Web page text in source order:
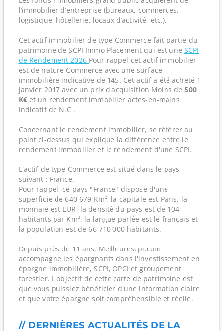
l’immobilier d’entreprise (bureaux, commerces,
logistique, hôtellerie, locaux d’activité, etc.).
Cet actif immobilier de type Commerce fait partie du
patrimoine de SCPI Immo Placement qui est une SCPI
de Rendement 2026 Pour rappel cet actif immobilier
est de nature Commerce avec une surface
immobilière indicative de 145. Cet actif a été acheté 1
janvier 2017 avec un prix d'acquisition Moins de500
K€et un rendement immobilier actes-en-mains
indicatif de N.C .
Concernant le rendement immobilier, se référer au
point ci-dessus qui explique la différence entre le
rendement immobilier et le rendement d'une SCPI.
L'actif de type Commerce est situé dans le pays
suivant : France.
Pour rappel, ce pays "France" dispose d'une
superficie de 640 679 Km², la capitale est Paris, la
monnaie est EUR, la densité du pays est de 104
habitants par Km², la langue parlée est le français et
la population est de 66 710 000 habitants.
Depuis près de 11 ans, Meilleurescpi.com
accompagne les épargnants dans l'investissement en
épargne immobilière, SCPI, OPCI et groupement
forestier. L'objectif de cette carte de patrimoine est
que vous puissiez bénéficier d'une information claire
et que votre épargne soit compréhensible et réelle.
// DERNIÈRES ACTUALITÉS DE LA